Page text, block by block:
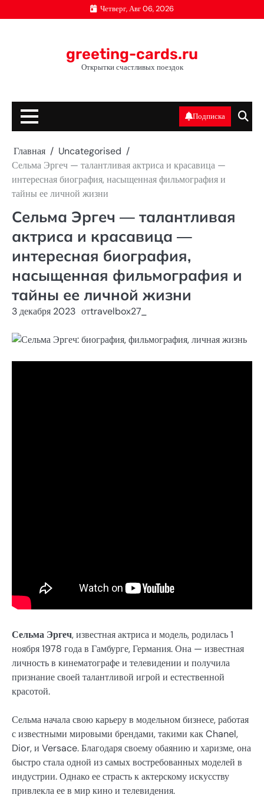
к
Четверг, Авг 06, 2026
greeting-cards.ru
Открытки счастливых поездок
Подписка
Главная
Uncategorised
Сельма Эргеч — талантливая актриса и красавица —
интересная биография, насыщенная фильмография и
тайны ее личной жизни
Сельма Эргеч — талантливая
актриса и красавица —
интересная биография,
насыщенная фильмография и
тайны ее личной жизни
3 декабря 2023 отtravelbox27_
Сельма Эргеч, известная актриса и модель, родилась 1
ноября 1978 года в Гамбурге, Германия. Она — известная
личность в кинематографе и телевидении и получила
признание своей талантливой игрой и естественной
красотой.
Сельма начала свою карьеру в модельном бизнесе, работая
с известными мировыми брендами, такими как Chanel,
Dior, и Versace. Благодаря своему обаянию и харизме, она
быстро стала одной из самых востребованных моделей в
индустрии. Однако ее страсть к актерскому искусству
привлекла ее в мир кино и телевидения.